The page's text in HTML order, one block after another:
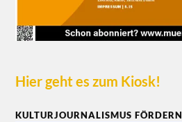
Hier geht es zum Kiosk!
KULTURJOURNALISMUS FÖRDERN